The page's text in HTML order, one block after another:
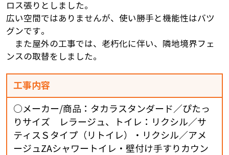
ロス張りとしました。
広い空間ではありませんが、使い勝手と機能性はバツ
グンです。
また屋外の工事では、老朽化に伴い、隣地境界フェ
ンスの取替をしました。
工事内容
○メーカー/商品：タカラスタンダード／ぴたっ
りサイズ レラージュ、トイレ：リクシル／サ
ティスＳタイプ（リトイレ）・リクシル／アメ
ージュZAシャワートイレ・壁付け手すりカウン